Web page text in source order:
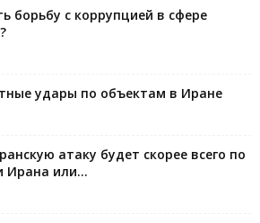
борьбу с коррупцией в сфере
удары по объектам в Иране
атаку будет скорее всего по
Ирана или…